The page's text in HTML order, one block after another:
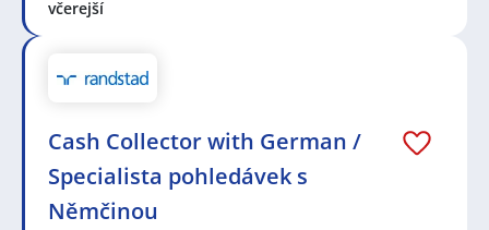
včerejší
Cash Collector with German /
Specialista pohledávek s
Němčinou